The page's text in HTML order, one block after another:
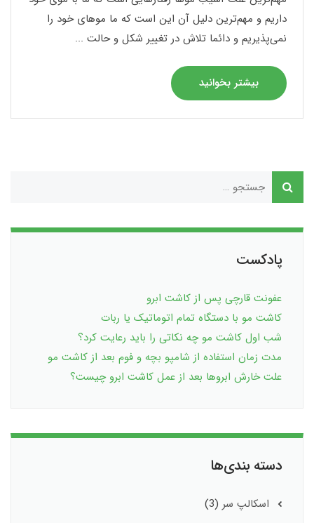
داریم و مهم‌ترین دلیل آن این است که ما موهای خود را
نمی‌پذیریم و دائما تلاش در تغییر شکل و حالت ...
بیشتر بخوانید
پادکست
عفونت قارچی پس از کاشت ابرو
کاشت مو با دستگاه تمام اتوماتیک یا ربات
شب اول کاشت مو چه نکاتی را باید رعایت کرد؟
مدت زمان استفاده از شامپو بچه و فوم بعد از کاشت مو
علت خارش ابروها بعد از عمل کاشت ابرو چیست؟
دسته بندی‌ها
اسکالپ سر (3)